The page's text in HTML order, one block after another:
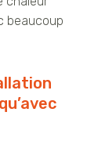
beaucoup